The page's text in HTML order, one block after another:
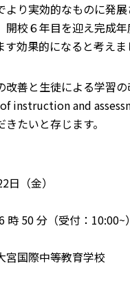
より実効的なものに発
開校６年目を迎え完成
効果的になると考えま
改善と生徒による学習
instruction and
たいと存じます。
（金）
50 分（受付：10:00~
国際中等教育学校